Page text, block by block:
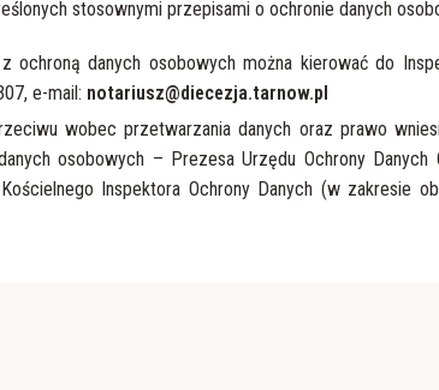
stosownymi przepisami o ochronie danych
ochroną danych osobowych można kierować do
e-mail: notariusz@diecezja.tarnow.pl
wobec przetwarzania danych oraz prawo
osobowych – Prezesa Urzędu Ochrony Danych
Inspektora Ochrony Danych (w zakresie